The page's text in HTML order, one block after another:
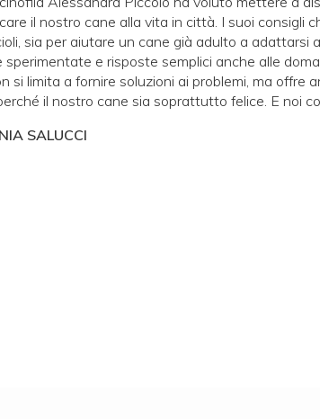
il nostro cane alla vita in città. I suoi consigli
sia per aiutare un cane già adulto a adattarsi
e risposte semplici anche alle
si limita a fornire soluzioni ai problemi, ma offre
il nostro cane sia soprattutto felice. E noi
SALUCCI